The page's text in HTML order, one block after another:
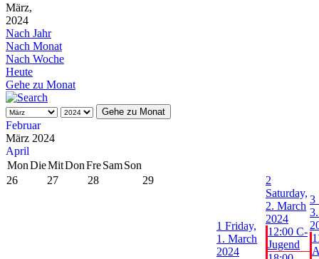
März,
2024
Nach Jahr
Nach Monat
Nach Woche
Heute
Gehe zu Monat
Gehe zu Monat
Februar
März 2024
April
MonDieMitDonFreSamSon
26
27 28 29
1 Friday,
1. March
2024
2
Saturday,
2. March
2024
12:00 C-
Jugend
3